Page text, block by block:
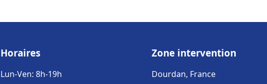
Horaires
Lun-Ven: 8h-19h
Zone intervention
Dourdan, France